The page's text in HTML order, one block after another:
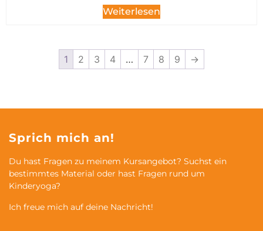
Weiterlesen
1 2 3 4 … 7 8 9 →
Sprich mich an!
Du hast Fragen zu meinem Kursangebot? Suchst ein
bestimmtes Material oder hast Fragen rund um
Kinderyoga?
Ich freue mich auf deine Nachricht!